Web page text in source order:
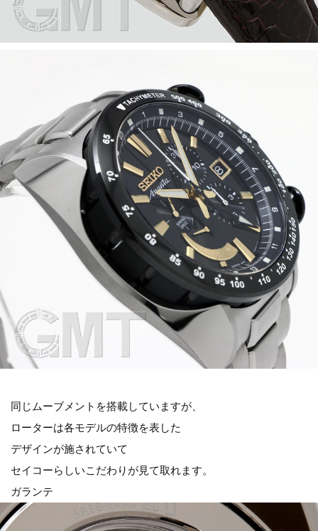
同じムーブメントを搭載していますが、
ローターは各モデルの特徴を表した
デザインが施されていて
セイコーらしいこだわりが見て取れます。
ガランテ